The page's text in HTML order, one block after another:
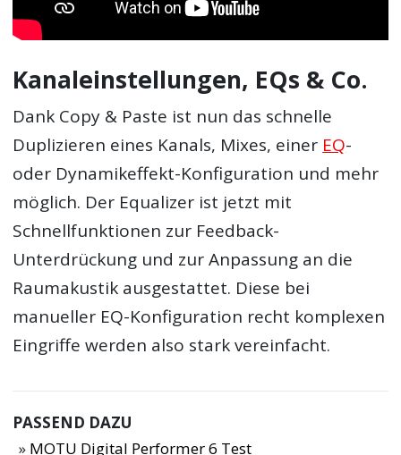
Kanaleinstellungen, EQs & Co.
Dank Copy & Paste ist nun das schnelle
Duplizieren eines Kanals, Mixes, einer EQ-
oder Dynamikeffekt-Konfiguration und mehr
möglich. Der Equalizer ist jetzt mit
Schnellfunktionen zur Feedback-
Unterdrückung und zur Anpassung an die
Raumakustik ausgestattet. Diese bei
manueller EQ-Konfiguration recht komplexen
Eingriffe werden also stark vereinfacht.
PASSEND DAZU
MOTU Digital Performer 6 Test